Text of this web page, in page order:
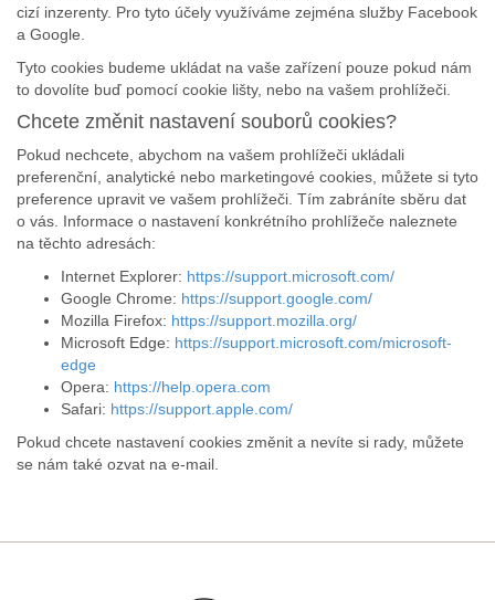
cizí inzerenty. Pro tyto účely využíváme zejména služby Facebook
a Google.
Tyto cookies budeme ukládat na vaše zařízení pouze pokud nám
to dovolíte buď pomocí cookie lišty, nebo na vašem prohlížeči.
Chcete změnit nastavení souborů cookies?
Pokud nechcete, abychom na vašem prohlížeči ukládali
preferenční, analytické nebo marketingové cookies, můžete si tyto
preference upravit ve vašem prohlížeči. Tím zabráníte sběru dat
o vás. Informace o nastavení konkrétního prohlížeče naleznete
na těchto adresách:
Internet Explorer: https://support.microsoft.com/
Google Chrome: https://support.google.com/
Mozilla Firefox: https://support.mozilla.org/
Microsoft Edge: https://support.microsoft.com/microsoft-
edge
Opera: https://help.opera.com
Safari: https://support.apple.com/
Pokud chcete nastavení cookies změnit a nevíte si rady, můžete
se nám také ozvat na e-mail.